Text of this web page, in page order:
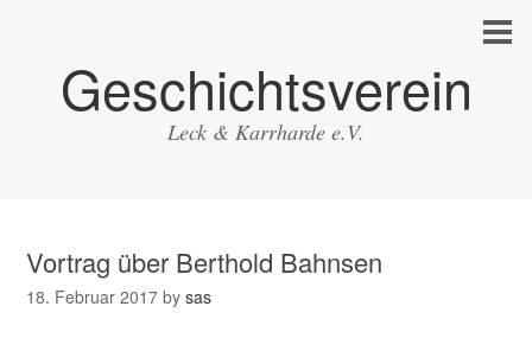
Geschichtsverein
Leck & Karrharde e.V.
Vortrag über Berthold Bahnsen
18. Februar 2017 bysas